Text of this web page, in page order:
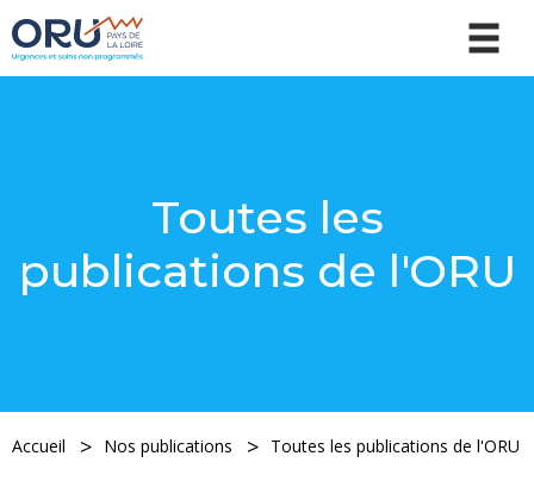
Toutes les
publications de l'ORU
Accueil Nos publications Toutes les publications de l'ORU